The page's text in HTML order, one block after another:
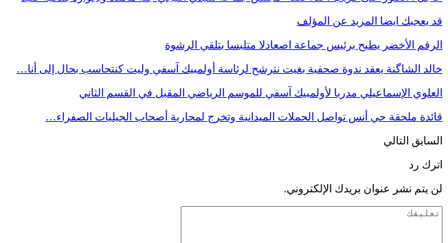
قد يعجبك ايضا المزيد عن المؤلف
الرقم الأخضر يطيح برئيس جماعة اصعادلا متلبسا بتلقي الرشوة
خالد الشاگنة يعقد ندوة صحفية بغيت نترشح لرئاسة أولمبيك آسفي وليت كنتحاسب بحال إلى أنا…
العلوي الإسماعيلي مدربا لأولمبيك آسفي للموسم الرياضي المقبل في القسم الثاني
قائدة ملحقة حي أنس تواصل الحملات الميدانية وتخرج لمحاربة أصحاب الجيليات الصفراء…
السابق التالي
اترك رد
لن يتم نشر عنوان بريدك الإلكتروني.